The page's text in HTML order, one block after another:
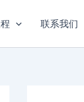
联系我们